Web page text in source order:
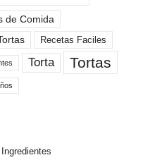
de Comida
Recetas Faciles
Torta Tortas